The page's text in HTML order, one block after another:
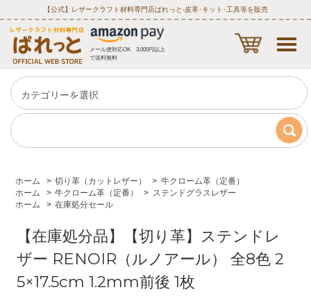
【公式】レザークラフト材料専門店ぱれっと‐皮革･キット･工具等を販売
メール便対応OK 3,000円以上
で送料無料
ホーム > 切り革（カットレザー） > 牛クローム革（定番）
ホーム
> 牛クローム革（定番） > ステンドグラスレザー
ホーム
> 在庫処分セール
【在庫処分品】【切り革】ステンドレ
ザー RENOIR（ルノアール） 全8色 2
5×17.5cm 1.2mm前後 1枚